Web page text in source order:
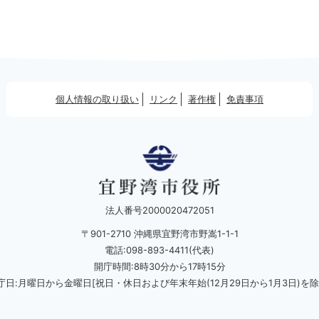
個人情報の取り扱い リンク 著作権 免責事項
法人番号2000020472051
〒901-2710 沖縄県宜野湾市野嵩1-1-1
電話:098-893-4411(代表)
開庁時間:8時30分から17時15分
日:月曜日から金曜日[祝日・休日および年末年始(12月29日から1月3日)を